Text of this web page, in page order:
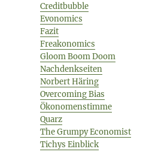
Creditbubble
Evonomics
Fazit
Freakonomics
Gloom Boom Doom
Nachdenkseiten
Norbert Häring
Overcoming Bias
Ökonomenstimme
Quarz
The Grumpy Economist
Tichys Einblick